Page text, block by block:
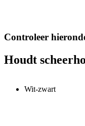
Controleer
Houdt
Wit-zwart